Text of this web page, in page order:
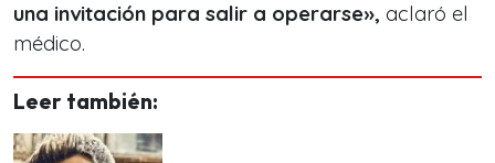
una invitación para salir a operarse», aclaró el
médico.
Leer también: